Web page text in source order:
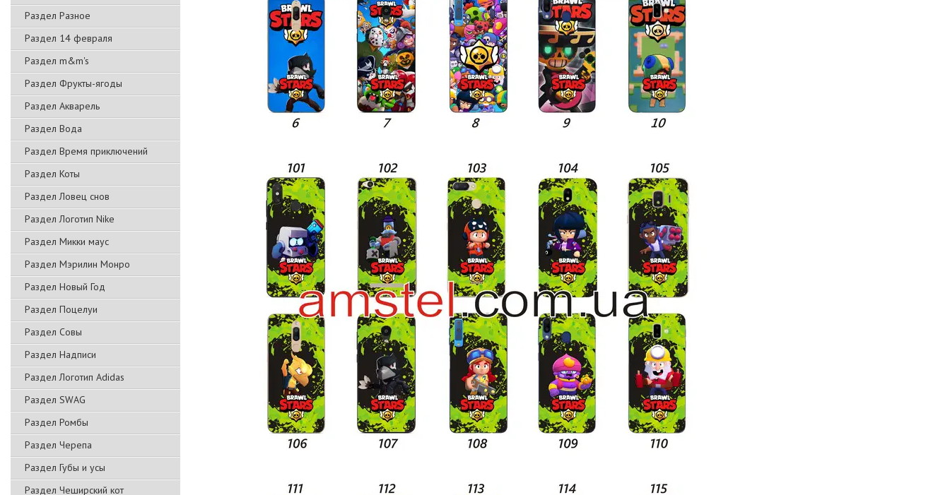
Раздел Разное
Раздел 14 февраля
Раздел m&m's
Раздел Фрукты-ягоды
Раздел Акварель
Раздел Вода
Раздел Время приключений
Раздел Коты
Раздел Ловец снов
Раздел Логотип Nike
Раздел Микки маус
Раздел Мэрилин Монро
Раздел Новый Год
Раздел Поцелуи
Раздел Совы
Раздел Надписи
Раздел Логотип Adidas
Раздел SWAG
Раздел Ромбы
Раздел Черепа
Раздел Губы и усы
Раздел Чеширский кот